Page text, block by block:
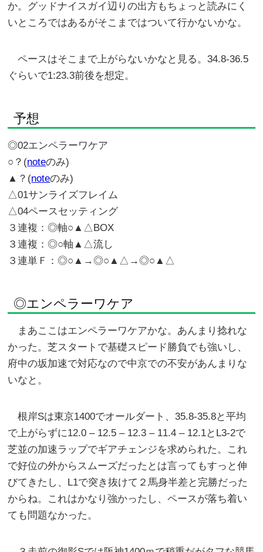
か。グッドナイスガイ辺りの出方もちょっと読みにく
いところではあるがそこまではついて行かないかな。
ペースはそこまで上がらないかなと見る。34.8-36.5
ぐらいで1:23.3前後を想定。
予想
◎02エンペラーワケア
○？(noteのみ)
▲？(noteのみ)
△01サンライズフレイム
△04ペースセッティング
３連複：◎軸○▲△BOX
３連複：◎○軸▲△流し
３連単Ｆ：◎○▲→◎○▲△→◎○▲△
◎エンペラーワケア
まあここはエンペラーワケアかな。あんまり捻れな
かった。芝スタートで基礎スピード勝負でも強いし、
府中の坂加速で対応なので中京での不安があんまりな
いなと。
根岸Sは東京1400でオールダート、35.8-35.8と平均
で上がらずに12.0 – 12.5 – 12.3 – 11.4 – 12.1とL3-2で
芝並の加速ラップでギアチェンジを求められた。これ
で好位の外からスムーズだったとは言ってもすっと伸
びてきたし、L1で突き抜けて２馬身半差と完勝だった
からね。これはかなり強かったし、ペースが落ち着い
ても問題なかった。